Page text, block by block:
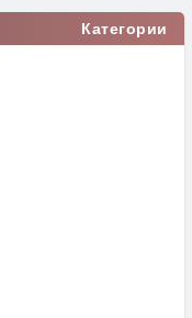
Категории